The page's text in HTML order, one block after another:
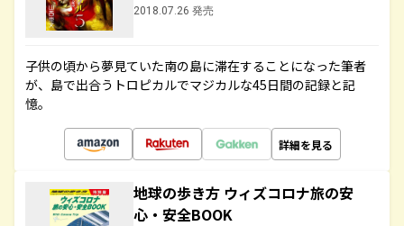
2018.07.26 発売
子供の頃から夢見ていた南の島に滞在することになった筆者
が、島で出合うトロピカルでマジカルな45日間の記録と記
憶。
詳細を見る
地球の歩き方 ウィズコロナ旅の安
心・安全BOOK